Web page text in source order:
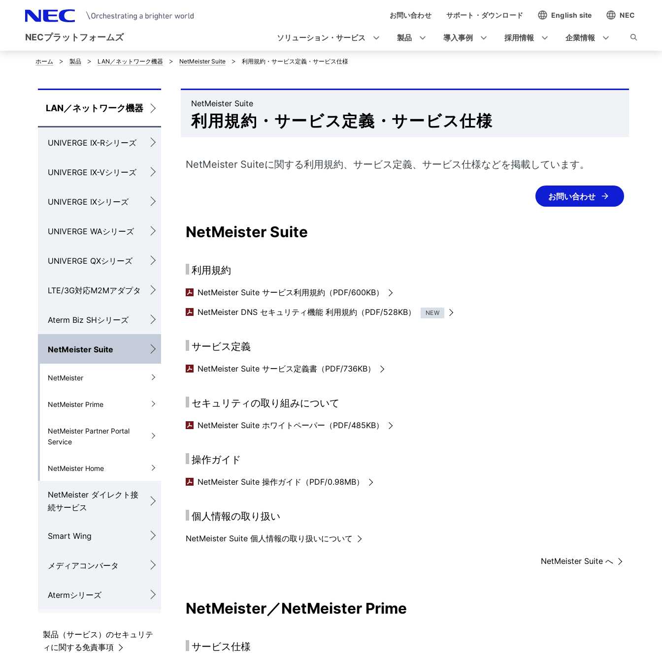
NECプラットフォームズ
ゲ
シ
ン
お問い合わせ サポート・ダウンロード English site NEC
ソリューション・サービス 製品 導入事例 採用情報 企業情報
サ
イ
ト
内
ホーム 製品 LAN／ネットワーク機器 NetMeister Suite 利用規約・サービス定義・サービス仕様
ロ
ー
カ
ル
ビ
シ
LAN／ネットワーク機器
UNIVERGE IX-Rシリーズ
UNIVERGE IX-Vシリーズ
UNIVERGE IXシリーズ
UNIVERGE WAシリーズ
UNIVERGE QXシリーズ
LTE/3G対応M2Mアダプタ
Aterm Biz SHシリーズ
NetMeister Suite
NetMeister
NetMeister Prime
NetMeister Partner Portal
Service
NetMeister Home
NetMeister ダイレクト接
続サービス
Smart Wing
メディアコンバータ
Atermシリーズ
製品（サービス）のセキュリテ
ィに関する免責事項
利用規約・サービス定義・サービス仕様
NetMeister Suite
NetMeister Suiteに関する利用規約、サービス定義、サービス仕様などを掲載しています。
お問い合わせ
NetMeister Suite
利用規約
NetMeister Suite サービス利用規約（PDF/600KB）
NetMeister DNS セキュリティ機能 利用規約（PDF/528KB）
NEW
サービス定義
NetMeister Suite サービス定義書（PDF/736KB）
セキュリティの取り組みについて
NetMeister Suite ホワイトペーパー（PDF/485KB）
操作ガイド
NetMeister Suite 操作ガイド（PDF/0.98MB）
個人情報の取り扱い
NetMeister Suite 個人情報の取り扱いについて
NetMeister Suite へ
NetMeister／NetMeister Prime
サービス仕様